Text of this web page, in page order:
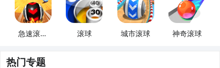
急速滚球
滚球 城市滚球 神奇滚球
热门专题